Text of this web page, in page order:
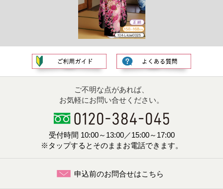
ご不明な点があれば、
お気軽にお問い合せください。
受付時間 10:00～13:00／15:00～17:00
※タップするとそのままお電話できます。
申込前のお問合せはこちら